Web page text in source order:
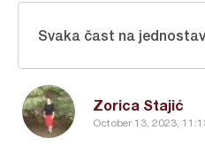
Zorica Stajić
October 13, 2023,
Svaka čast na